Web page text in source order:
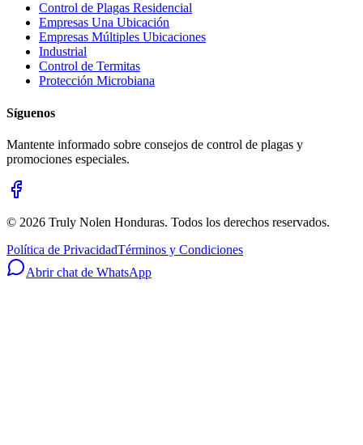
Control de Plagas Residencial
Empresas Una Ubicación
Empresas Múltiples Ubicaciones
Industrial
Control de Termitas
Protección Microbiana
Síguenos
Mantente informado sobre consejos de control de plagas y
promociones especiales.
© 2026 Truly Nolen Honduras. Todos los derechos reservados.
Política de PrivacidadTérminos y Condiciones
Abrir chat de WhatsApp